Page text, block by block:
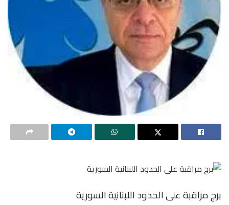
برج مراقبة على الحدود اللبنانية السورية